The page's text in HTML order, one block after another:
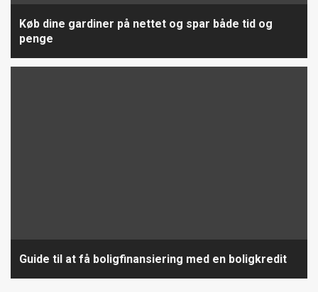
Køb dine gardiner på nettet og spar både tid og
penge
Guide til at få boligfinansiering med en boligkredit